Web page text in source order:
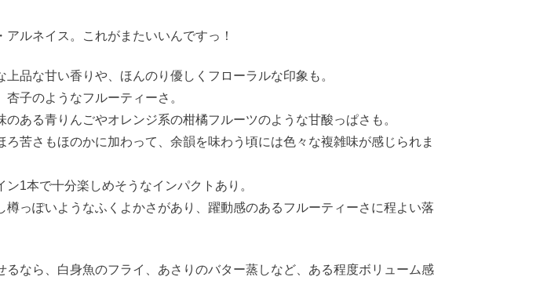
ルネイス。これがまたいいんですっ！
品な甘い香りや、ほんのり優しくフローラルな印象も。
子のようなフルーティーさ。
ある青りんごやオレンジ系の柑橘フルーツのような甘酸っぱさも。
ろ苦さもほのかに加わって、余韻を味わう頃には色々な複雑味が感じられま
1本で十分楽しめそうなインパクトあり。
っぽいようなふくよかさがあり、躍動感のあるフルーティーさに程よい落
るなら、白身魚のフライ、あさりのバター蒸しなど、ある程度ボリューム感